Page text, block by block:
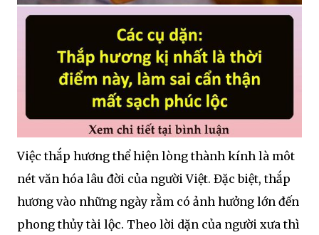
Việc thắp hương thể hiện lòng thành kính là môt
nét văn hóa lâu đời của người Việt. Đặc biệt, thắp
hương vào những ngày rằm có ảnh hưởng lớn đến
phong thủy tài lộc. Theo lời dặn của người xưa thì